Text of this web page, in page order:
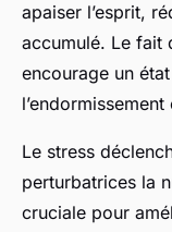
apaiser l’esprit,
accumulé. Le fait
encourage un
Le stress
perturbatrices la
cruciale pour